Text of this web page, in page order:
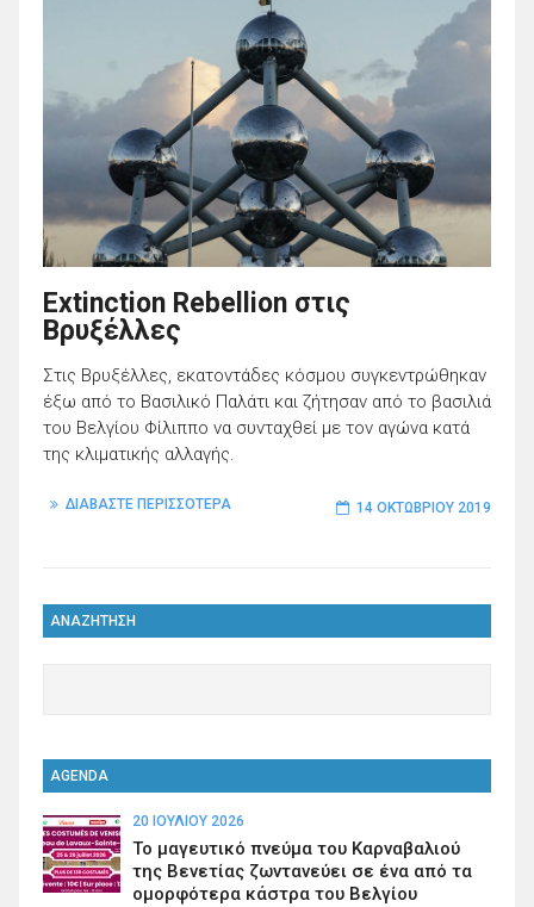
Extinction Rebellion στις
Βρυξέλλες
Στις Βρυξέλλες, εκατοντάδες κόσμου συγκεντρώθηκαν
έξω από το Βασιλικό Παλάτι και ζήτησαν από το βασιλιά
του Βελγίου Φίλιππο να συνταχθεί με τον αγώνα κατά
της κλιματικής αλλαγής.
ΔΙΑΒΑΣΤΕ ΠΕΡΙΣΣΟΤΕΡΑ 14 ΟΚΤΩΒΡΊΟΥ 2019
ΑΝΑΖΗΤΗΣΗ
AGENDA
20 ΙΟΥΛΊΟΥ 2026
Το μαγευτικό πνεύμα του Καρναβαλιού
της Βενετίας ζωντανεύει σε ένα από τα
ομορφότερα κάστρα του Βελγίου